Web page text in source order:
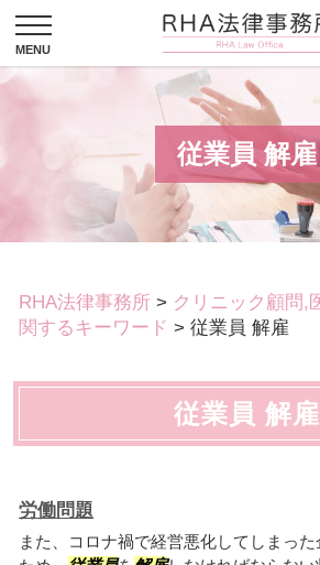
従業員 解雇
RHA法律事務所 > クリニック顧問,
関するキーワード > 従業員 解雇
従業員 解雇
労働問題
また、コロナ禍で経営悪化してしまっ